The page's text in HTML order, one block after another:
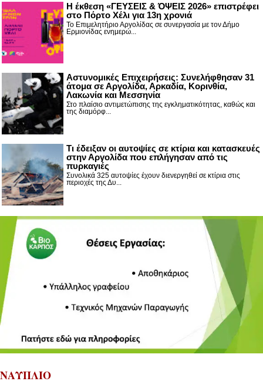
Η έκθεση «ΓΕΥΣΕΙΣ & ΌΨΕΙΣ 2026» επιστρέφει
στο Πόρτο Χέλι για 13η χρονιά
Το Επιμελητήριο Αργολίδας σε συνεργασία με τον Δήμο
Ερμιονίδας ενημερώ...
Αστυνομικές Επιχειρήσεις: Συνελήφθησαν 31
άτομα σε Αργολίδα, Αρκαδία, Κορινθία,
Λακωνία και Μεσσηνία
Στο πλαίσιο αντιμετώπισης της εγκληματικότητας, καθώς και
της διαμόρφ...
Τι έδειξαν οι αυτοψίες σε κτίρια και κατασκευές
στην Αργολίδα που επλήγησαν από τις
πυρκαγιές
Συνολικά 325 αυτοψίες έχουν διενεργηθεί σε κτίρια στις
περιοχές της Δυ...
ΝΑΥΠΛΙΟ